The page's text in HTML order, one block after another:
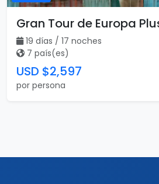
Gran Tour de Europa
19 días / 17 noches
7 país(es)
USD $2,597
por persona